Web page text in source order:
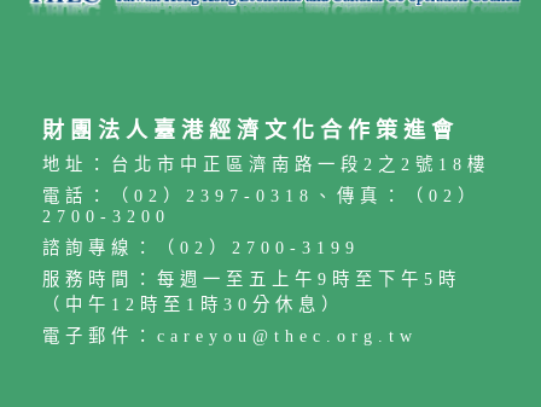
財團法人臺港經濟文化合作策進會
地址：台北市中正區濟南路一段2之2號18樓
電話：（02）2397-0318、傳真：（02）
2700-3200
諮詢專線：（02）2700-3199
服務時間：每週一至五上午9時至下午5時
（中午12時至1時30分休息）
電子郵件：careyou@thec.org.tw